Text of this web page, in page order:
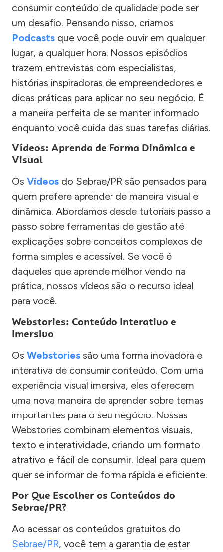
consumir conteúdo de qualidade pode ser
um desafio. Pensando nisso, criamos
Podcasts que você pode ouvir em qualquer
lugar, a qualquer hora. Nossos episódios
trazem entrevistas com especialistas,
histórias inspiradoras de empreendedores e
dicas práticas para aplicar no seu negócio. É
a maneira perfeita de se manter informado
enquanto você cuida das suas tarefas diárias.
Vídeos: Aprenda de Forma Dinâmica e
Visual
Os Vídeos do Sebrae/PR são pensados para
quem prefere aprender de maneira visual e
dinâmica. Abordamos desde tutoriais passo a
passo sobre ferramentas de gestão até
explicações sobre conceitos complexos de
forma simples e acessível. Se você é
daqueles que aprende melhor vendo na
prática, nossos vídeos são o recurso ideal
para você.
Webstories: Conteúdo Interativo e
Imersivo
Os Webstories são uma forma inovadora e
interativa de consumir conteúdo. Com uma
experiência visual imersiva, eles oferecem
uma nova maneira de aprender sobre temas
importantes para o seu negócio. Nossas
Webstories combinam elementos visuais,
texto e interatividade, criando um formato
atrativo e fácil de consumir. Ideal para quem
quer se informar de forma rápida e eficiente.
Por Que Escolher os Conteúdos do
Sebrae/PR?
Ao acessar os conteúdos gratuitos do
Sebrae/PR, você tem a garantia de estar